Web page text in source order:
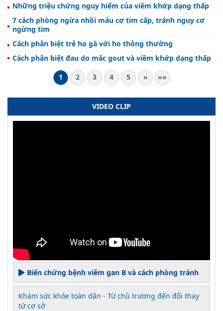
Những triệu chứng nguy hiểm của viêm khớp dạng thấp
7 cách phòng ngừa nhồi máu cơ tim cấp, tránh nguy cơ
ngừng tim
Cách phân biệt trẻ ho gà với ho thông thường
Cách phân biệt đau do mắc gout và viêm khớp dạng thấp
1
2 3 4 5 » »»
VIDEO CLIP
Biến chứng bệnh viêm gan B và cách phòng tránh
Khám sức khỏe toàn dân - Từ chủ trương đến đổi thay
từ cơ sở